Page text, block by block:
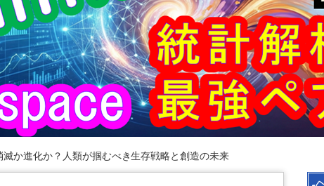
滅か進化か？人類が掴むべき生存戦略と創造の未来